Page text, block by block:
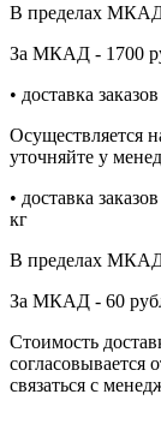
В пределах МКАД
За МКАД - 1700
• доставка
Осуществляется
уточняйте у
• доставка
кг
В пределах МКАД
За МКАД - 60
Стоимость
согласовывается
связаться с